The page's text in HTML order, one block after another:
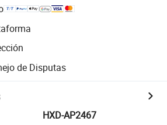
de Disputas
HXD-AP2467